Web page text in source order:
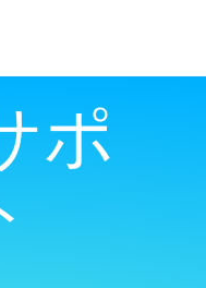
ポ